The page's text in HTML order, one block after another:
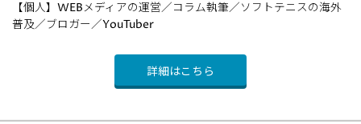
【個人】WEBメディアの運営／コラム執筆／ソフトテニスの海外
普及／ブロガー／YouTuber
詳細はこちら